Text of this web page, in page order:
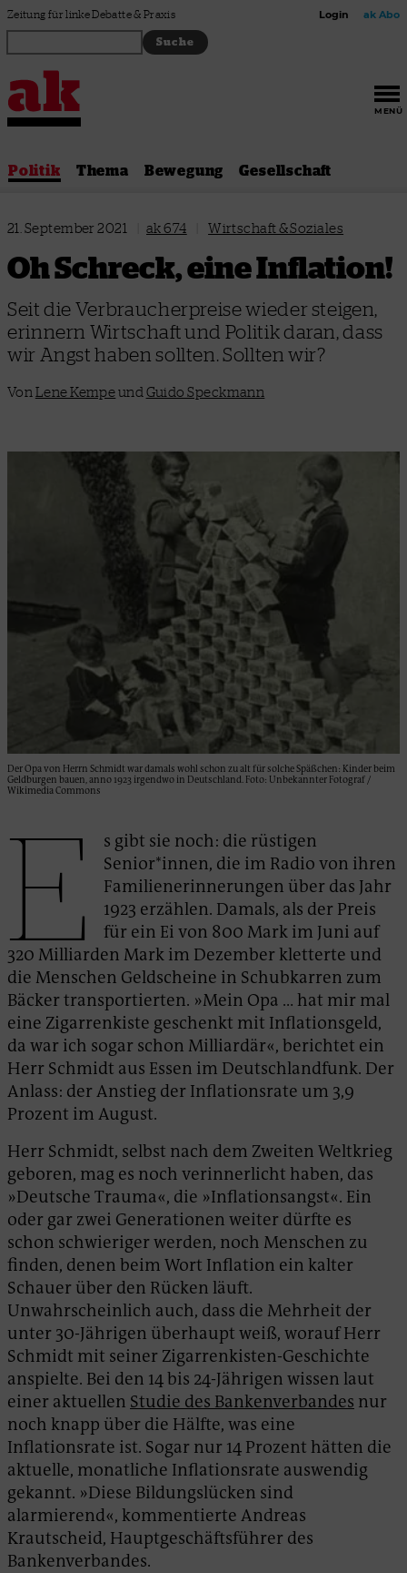
Zum Inhalt springen
Zeitung für linke Debatte & Praxis Login ak Abo
MENÜ
Politik Thema Bewegung Gesellschaft
21. September 2021 ak 674 Wirtschaft & Soziales
Oh Schreck, eine Inflation!
Seit die Verbraucherpreise wieder steigen,
erinnern Wirtschaft und Politik daran, dass
wir Angst haben sollten. Sollten wir?
Von Lene Kempeund Guido Speckmann
Der Opa von Herrn Schmidt war damals wohl schon zu alt für solche Späßchen: Kinder beim
Geldburgen bauen, anno 1923 irgendwo in Deutschland. Foto: Unbekannter Fotograf /
Wikimedia Commons
E
s gibt sie noch: die rüstigen
Senior*innen, die im Radio von ihren
Familienerinnerungen über das Jahr
1923 erzählen. Damals, als der Preis
für ein Ei von 800 Mark im Juni auf
320 Milliarden Mark im Dezember kletterte und
die Menschen Geldscheine in Schubkarren zum
Bäcker transportierten. »Mein Opa … hat mir mal
eine Zigarrenkiste geschenkt mit Inflationsgeld,
da war ich sogar schon Milliardär«, berichtet ein
Herr Schmidt aus Essen im Deutschlandfunk. Der
Anlass: der Anstieg der Inflationsrate um 3,9
Prozent im August.
Herr Schmidt, selbst nach dem Zweiten Weltkrieg
geboren, mag es noch verinnerlicht haben, das
»Deutsche Trauma«, die »Inflationsangst«. Ein
oder gar zwei Generationen weiter dürfte es
schon schwieriger werden, noch Menschen zu
finden, denen beim Wort Inflation ein kalter
Schauer über den Rücken läuft.
Unwahrscheinlich auch, dass die Mehrheit der
unter 30-Jährigen überhaupt weiß, worauf Herr
Schmidt mit seiner Zigarrenkisten-Geschichte
anspielte. Bei den 14 bis 24-Jährigen wissen laut
einer aktuellen Studie des Bankenverbandes nur
noch knapp über die Hälfte, was eine
Inflationsrate ist. Sogar nur 14 Prozent hätten die
aktuelle, monatliche Inflationsrate auswendig
gekannt. »Diese Bildungslücken sind
alarmierend«, kommentierte Andreas
Krautscheid, Hauptgeschäftsführer des
Bankenverbandes.